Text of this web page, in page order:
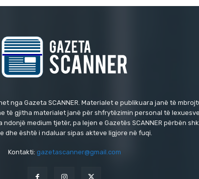
nga Gazeta SCANNER. Materialet e publikuara janë të
të gjitha materialet janë për shfrytëzimin personal të
medium tjetër, pa lejen e Gazetës SCANNER përbën
dhe është i ndaluar sipas akteve ligjore në fuqi.
Kontakti: gazetascanner@gmail.com